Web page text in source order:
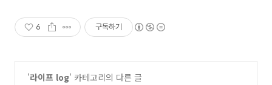
6 구독하기
'라이프 log' 카테고리의 다른 글